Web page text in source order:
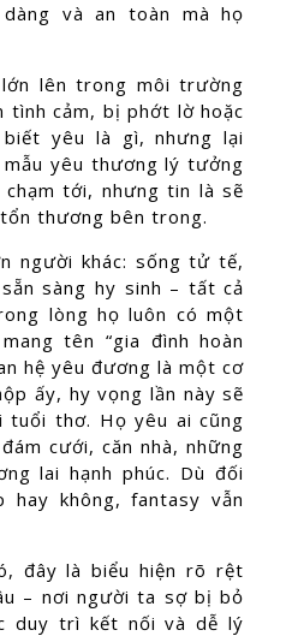
và an toàn mà họ
lên trong môi trường
tình cảm, bị phớt lờ hoặc
yêu là gì, nhưng lại
mẫu yêu thương lý tưởng
tới, nhưng tin là sẽ
thương bên trong.
người khác: sống tử tế,
sàng hy sinh – tất cả
lòng họ luôn có một
tên “gia đình hoàn
hệ yêu đương là một cơ
ấy, hy vọng lần này sẽ
tuổi thơ. Họ yêu ai cũng
cưới, căn nhà, những
lai hạnh phúc. Dù đối
hay không, fantasy vẫn
đây là biểu hiện rõ rệt
– nơi người ta sợ bị bỏ
duy trì kết nối và dễ lý